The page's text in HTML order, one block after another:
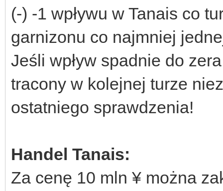
(-) -1 wpływu w Tanais co
garnizonu co najmniej
Jeśli wpływ spadnie do
tracony w kolejnej turze
ostatniego sprawdzenia!
Handel Tanais:
Za cenę 10 mln ¥ można